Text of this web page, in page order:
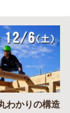
わかりの構造